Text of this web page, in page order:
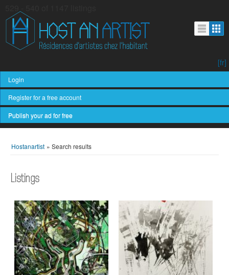
Login
Register for a free account
[fr]
Publish your ad for free
Hostanartist » Search results
Listings